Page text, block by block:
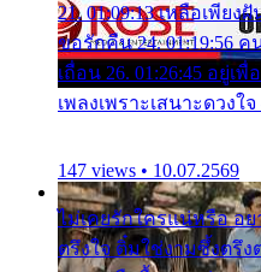
21. 01:09:13 เหลือเพียงฝั
ขอรักคืน 24. 01:19:56 ค
เถื่อน 26. 01:26:45 อยู่เพื่
เพลงเพราะเสนาะดวงใ
147 views • 10.07.2569
ไม่เคยรักใครแน่หรือ อ
ตรึงใจ ติ๋มใช่งามซึ้งตรึ